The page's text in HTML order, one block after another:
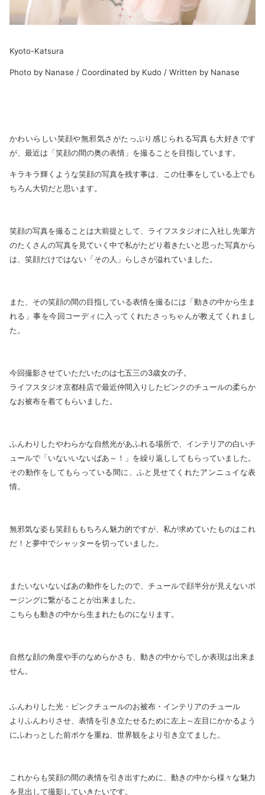
Kyoto-Katsura
Photo by Nanase / Coordinated by Kudo / Written by Nanase
かわいらしい笑顔や無邪気さがたっぷり感じられる写真も大好きです
が、最近は「笑顔の間の奥の表情」を撮ることを目指しています。
キラキラ輝くような笑顔の写真を残す事は、この仕事をしている上でも
ちろん大切だと思います。
笑顔の写真を撮ることは大前提として、ライフスタジオに入社し先輩方
のたくさんの写真を見ていく中で私がたどり着きたいと思った写真から
は、笑顔だけではない「その人」らしさが溢れていました。
また、その笑顔の間の目指している表情を撮るには「動きの中から生ま
れる」事を今回コーディに入ってくれたさっちゃんが教えてくれまし
た。
今回撮影させていただいたのは七五三の3歳女の子。
ライフスタジオ京都桂店で最近仲間入りしたピンクのチュールの柔らか
なお被布を着てもらいました。
ふんわりしたやわらかな自然光があふれる場所で、インテリアの白いチ
ュールで「いないいないばあ～！」を繰り返ししてもらっていました。
その動作をしてもらっている間に、ふと見せてくれたアンニュイな表
情。
無邪気な姿も笑顔ももちろん魅力的ですが、私が求めていたものはこれ
だ！と夢中でシャッターを切っていました。
またいないないばあの動作をしたので、チュールで顔半分が見えないポ
ージングに繋がることが出来ました。
こちらも動きの中から生まれたものになります。
自然な顔の角度や手のなめらかさも、動きの中からでしか表現は出来ま
せん。
ふんわりした光・ピンクチュールのお被布・インテリアのチュール
よりふんわりさせ、表情を引き立たせるために左上～左目にかかるよう
にふわっとした前ボケを重ね、世界観をより引き立てました。
これからも笑顔の間の表情を引き出すために、動きの中から様々な魅力
を見出して撮影していきたいです。